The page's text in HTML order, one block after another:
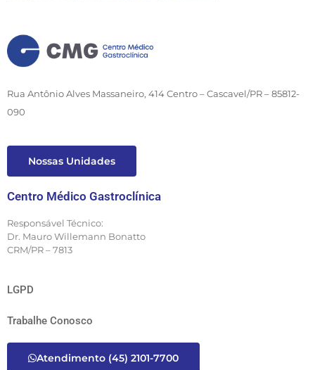
Rua Antônio Alves Massaneiro, 414 Centro – Cascavel/PR – 85812-
090
Nossas Unidades
Centro Médico Gastroclínica
Responsável Técnico:
Dr. Mauro Willemann Bonatto
CRM/PR – 7813
LGPD
Trabalhe Conosco
Atendimento (45) 2101-7700